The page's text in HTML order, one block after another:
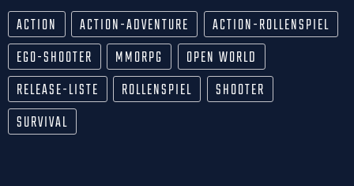
ACTION ACTION-ADVENTURE
ACTION-ROLLENSPIEL
EGO-SHOOTER
MMORPG
OPEN WORLD
RELEASE-LISTE
ROLLENSPIEL
SHOOTER
SURVIVAL